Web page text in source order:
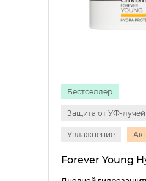
Бестселлер
Защита от УФ-лучей
Увлажнение